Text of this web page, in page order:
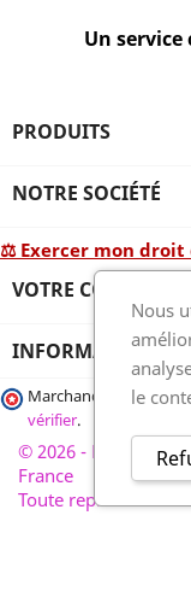
Un
PRODUITS
NOTRE SOCIÉTÉ
⚖ Exercer mon
VOTRE COMPTE
INFORMATIONS
Marchand approuvé
vérifier.
© 2026 - France-
France
Toute reproduction
Nous
le